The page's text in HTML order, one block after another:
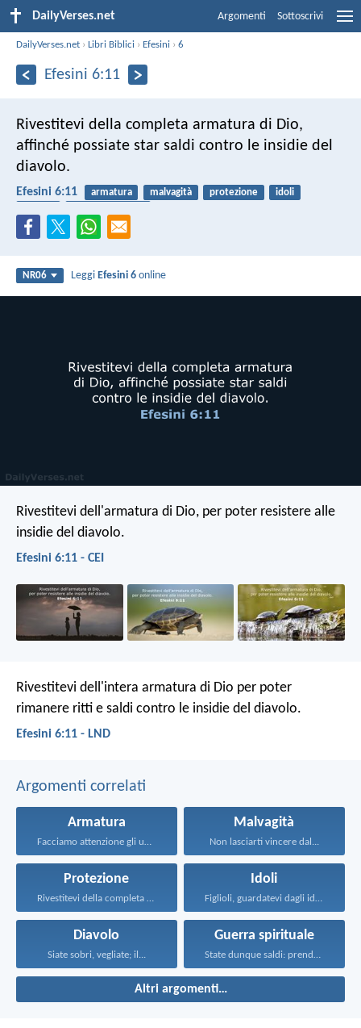
DailyVerses.net Argomenti Sottoscrivi
DailyVerses.net ›Libri Biblici › Efesini ›6
Efesini 6:11
Rivestitevi della completa armatura di Dio,
affinché possiate star saldi contro le insidie del
diavolo.
Efesini 6:11 armatura malvagità protezione
idoli
NR06 LeggiEfesini 6 online
Rivestitevi dell'armatura di Dio, per poter resistere alle
insidie del diavolo.
Efesini 6:11 - CEI
Rivestitevi dell'intera armatura di Dio per poter
rimanere ritti e saldi contro le insidie del diavolo.
Efesini 6:11 - LND
Argomenti correlati
Armatura
Facciamo attenzione gli uni...
Malvagità
Non lasciarti vincere dal...
Protezione
Rivestitevi della completa armatura...
Idoli
Figlioli, guardatevi dagli idoli...
Diavolo
Siate sobri, vegliate; il...
Guerra spirituale
State dunque saldi: prendete...
Altri argomenti…